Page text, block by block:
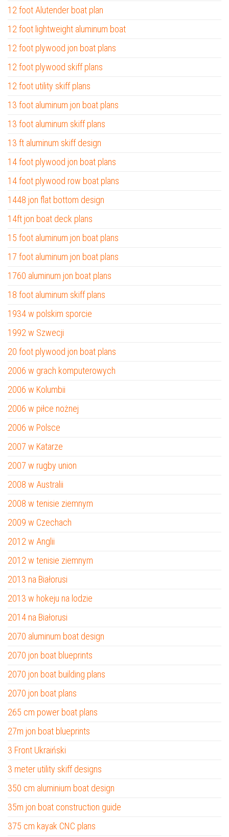
12 foot Alutender boat plan
12 foot lightweight aluminum boat
12 foot plywood jon boat plans
12 foot plywood skiff plans
12 foot utility skiff plans
13 foot aluminum jon boat plans
13 foot aluminum skiff plans
13 ft aluminum skiff design
14 foot plywood jon boat plans
14 foot plywood row boat plans
1448 jon flat bottom design
14ft jon boat deck plans
15 foot aluminum jon boat plans
17 foot aluminum jon boat plans
1760 aluminum jon boat plans
18 foot aluminum skiff plans
1934 w polskim sporcie
1992 w Szwecji
20 foot plywood jon boat plans
2006 w grach komputerowych
2006 w Kolumbii
2006 w piłce nożnej
2006 w Polsce
2007 w Katarze
2007 w rugby union
2008 w Australii
2008 w tenisie ziemnym
2009 w Czechach
2012 w Anglii
2012 w tenisie ziemnym
2013 na Białorusi
2013 w hokeju na lodzie
2014 na Białorusi
2070 aluminum boat design
2070 jon boat blueprints
2070 jon boat building plans
2070 jon boat plans
265 cm power boat plans
27m jon boat blueprints
3 Front Ukraiński
3 meter utility skiff designs
350 cm aluminium boat design
35m jon boat construction guide
375 cm kayak CNC plans